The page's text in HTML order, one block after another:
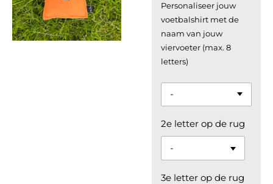
Personaliseer jouw
voetbalshirt met de
naam van jouw
viervoeter (max. 8
letters)
2e letter op de rug
3e letter op de rug